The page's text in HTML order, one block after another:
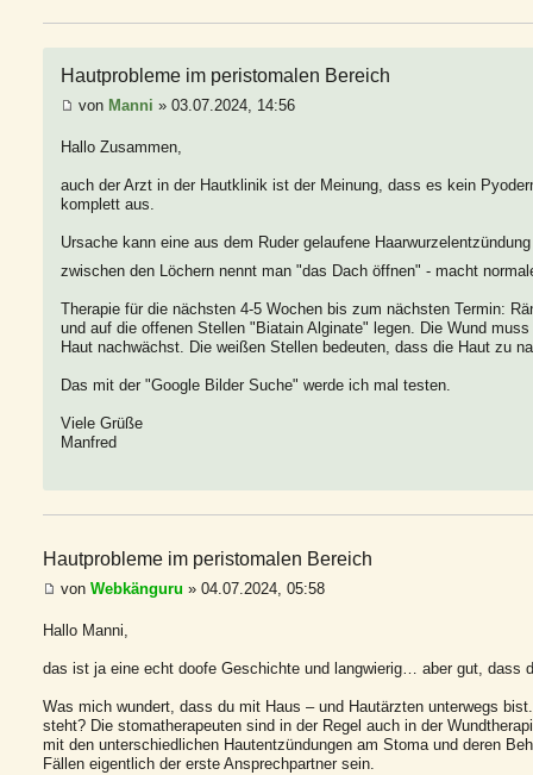
Hautprobleme im peristomalen Bereich
von Manni » 03.07.2024, 14:56
Hallo Zusammen,
auch der Arzt in der Hautklinik ist der Meinung, dass es kein
komplett aus.
Ursache kann eine aus dem Ruder gelaufene
zwischen den Löchern nennt man "das Dach öffnen" - macht
Therapie für die nächsten 4-5 Wochen bis zum nächsten Termin:
und auf die offenen Stellen "Biatain Alginate" legen. Die Wund
Haut nachwächst. Die weißen Stellen bedeuten, dass die Haut zu
Das mit der "Google Bilder Suche" werde ich mal testen.
Viele Grüße
Manfred
Hautprobleme im peristomalen Bereich
von Webkänguru » 04.07.2024, 05:58
Hallo Manni,
das ist ja eine echt doofe Geschichte und langwierig… aber gut, dass
Was mich wundert, dass du mit Haus – und Hautärzten unterwegs
steht? Die stomatherapeuten sind in der Regel auch in der
mit den unterschiedlichen Hautentzündungen am Stoma und deren
Fällen eigentlich der erste Ansprechpartner sein.